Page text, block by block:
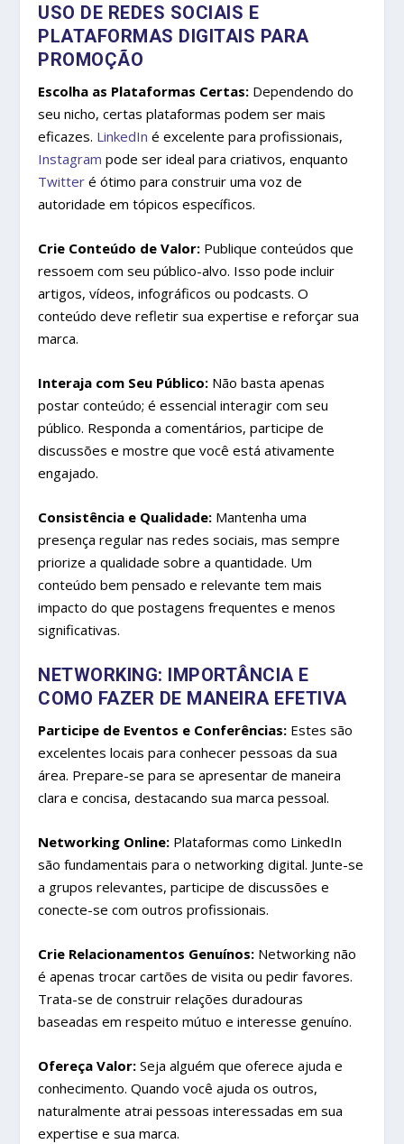
USO DE REDES SOCIAIS E
PLATAFORMAS DIGITAIS PARA
PROMOÇÃO
Escolha as Plataformas Certas: Dependendo do
seu nicho, certas plataformas podem ser mais
eficazes. LinkedIn é excelente para profissionais,
Instagram pode ser ideal para criativos, enquanto
Twitter é ótimo para construir uma voz de
autoridade em tópicos específicos.
Crie Conteúdo de Valor: Publique conteúdos que
ressoem com seu público-alvo. Isso pode incluir
artigos, vídeos, infográficos ou podcasts. O
conteúdo deve refletir sua expertise e reforçar sua
marca.
Interaja com Seu Público: Não basta apenas
postar conteúdo; é essencial interagir com seu
público. Responda a comentários, participe de
discussões e mostre que você está ativamente
engajado.
Consistência e Qualidade: Mantenha uma
presença regular nas redes sociais, mas sempre
priorize a qualidade sobre a quantidade. Um
conteúdo bem pensado e relevante tem mais
impacto do que postagens frequentes e menos
significativas.
NETWORKING: IMPORTÂNCIA E
COMO FAZER DE MANEIRA EFETIVA
Participe de Eventos e Conferências: Estes são
excelentes locais para conhecer pessoas da sua
área. Prepare-se para se apresentar de maneira
clara e concisa, destacando sua marca pessoal.
Networking Online: Plataformas como LinkedIn
são fundamentais para o networking digital. Junte-se
a grupos relevantes, participe de discussões e
conecte-se com outros profissionais.
Crie Relacionamentos Genuínos: Networking não
é apenas trocar cartões de visita ou pedir favores.
Trata-se de construir relações duradouras
baseadas em respeito mútuo e interesse genuíno.
Ofereça Valor: Seja alguém que oferece ajuda e
conhecimento. Quando você ajuda os outros,
naturalmente atrai pessoas interessadas em sua
expertise e sua marca.